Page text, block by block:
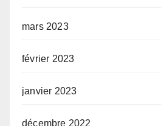
mars 2023
février 2023
janvier 2023
décembre 2022